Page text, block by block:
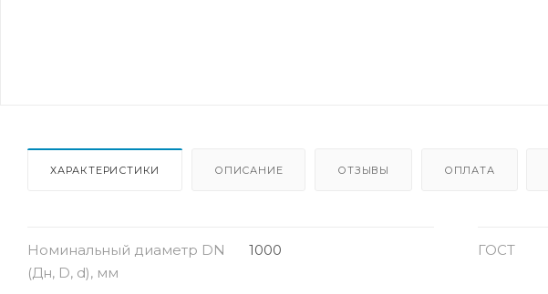
ХАРАКТЕРИСТИКИ ОПИСАНИЕ ОТЗЫВЫ ОПЛАТА
Номинальный диаметр DN
(Дн, D, d), мм
1000 ГОСТ